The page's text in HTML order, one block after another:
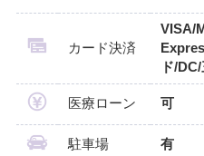
カード決済
VISA/
ド/
医療ローン 可
駐車場 有